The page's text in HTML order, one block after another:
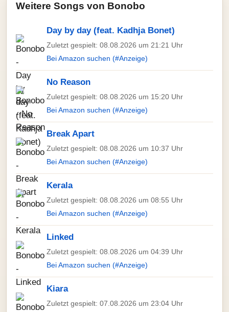
Weitere Songs von Bonobo
Day by day (feat. Kadhja Bonet)
Zuletzt gespielt: 08.08.2026 um 21:21 Uhr
Bei Amazon suchen (#Anzeige)
No Reason
Zuletzt gespielt: 08.08.2026 um 15:20 Uhr
Bei Amazon suchen (#Anzeige)
Break Apart
Zuletzt gespielt: 08.08.2026 um 10:37 Uhr
Bei Amazon suchen (#Anzeige)
Kerala
Zuletzt gespielt: 08.08.2026 um 08:55 Uhr
Bei Amazon suchen (#Anzeige)
Linked
Zuletzt gespielt: 08.08.2026 um 04:39 Uhr
Bei Amazon suchen (#Anzeige)
Kiara
Zuletzt gespielt: 07.08.2026 um 23:04 Uhr